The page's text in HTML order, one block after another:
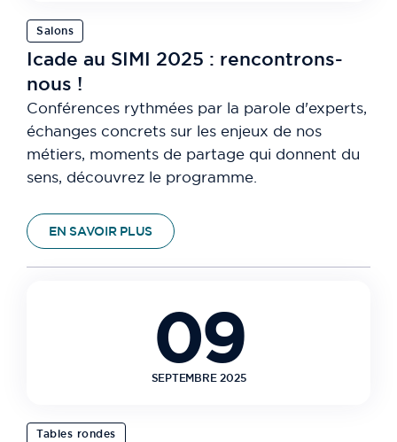
Salons
Icade au SIMI 2025 : rencontrons-
nous !
Conférences rythmées par la parole d'experts,
échanges concrets sur les enjeux de nos
métiers, moments de partage qui donnent du
sens, découvrez le programme.
EN SAVOIR PLUS
09
SEPTEMBRE 2025
Tables rondes